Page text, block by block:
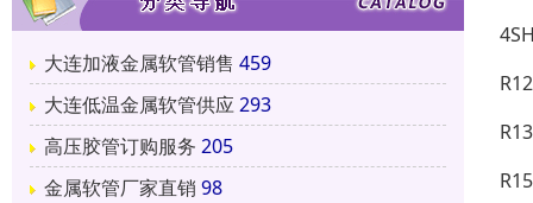
大连加液金属软管销售 459
大连低温金属软管供应293
高压胶管订购服务 205
金属软管厂家直销 98